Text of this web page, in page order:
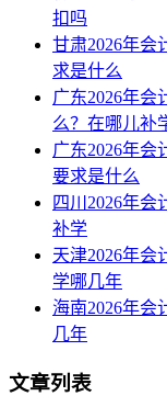
扣吗
甘肃2026年会
求是什么
广东2026年会
么？在哪儿补
广东2026年会
要求是什么
四川2026年
补学
天津2026年会
学哪几年
海南2026年会
几年
文章列表